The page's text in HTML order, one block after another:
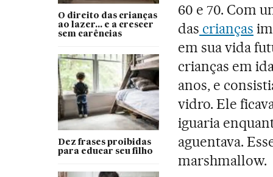
O direito das crianças
ao lazer... e a crescer
sem carências
Dez frases proibidas
para educar seu filho
60 e 70. Com
das crianças
em sua vida
crianças em
anos, e
vidro. Ele
iguaria
aguentava.
marshmallow.